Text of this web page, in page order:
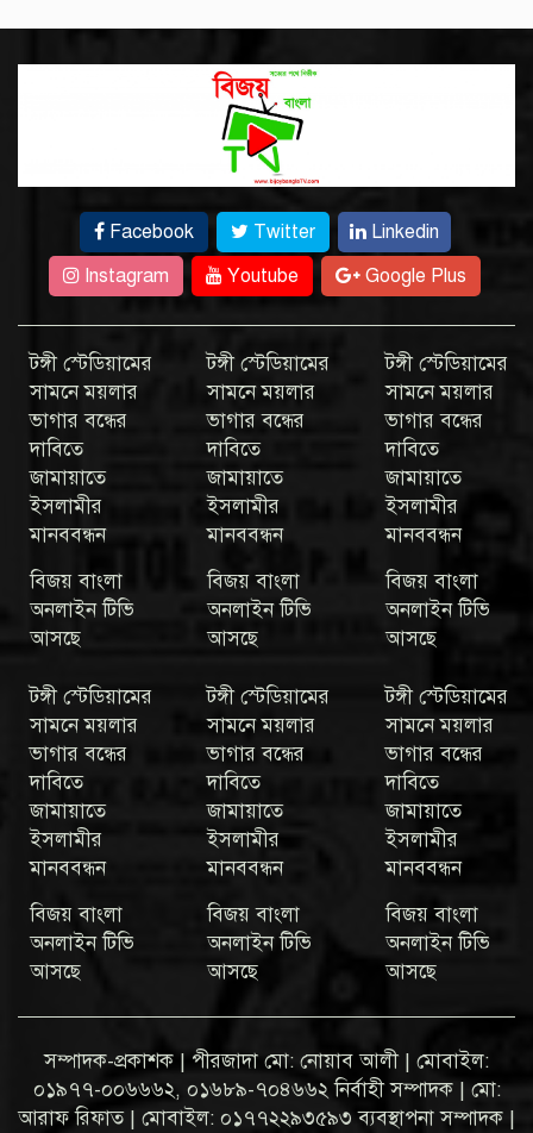
Facebook Twitter
Linkedin
Instagram
Youtube Google Plus
টঙ্গী স্টেডিয়ামের
সামনে ময়লার
ভাগার বন্ধের
দাবিতে
জামায়াতে
ইসলামীর
মানববন্ধন
বিজয় বাংলা
অনলাইন টিভি
আসছে
টঙ্গী স্টেডিয়ামের
সামনে ময়লার
ভাগার বন্ধের
দাবিতে
জামায়াতে
ইসলামীর
মানববন্ধন
বিজয় বাংলা
অনলাইন টিভি
আসছে
টঙ্গী স্টেডিয়ামের
সামনে ময়লার
ভাগার বন্ধের
দাবিতে
জামায়াতে
ইসলামীর
মানববন্ধন
বিজয় বাংলা
অনলাইন টিভি
আসছে
টঙ্গী স্টেডিয়ামের
সামনে ময়লার
ভাগার বন্ধের
দাবিতে
জামায়াতে
ইসলামীর
মানববন্ধন
বিজয় বাংলা
অনলাইন টিভি
আসছে
টঙ্গী স্টেডিয়ামের
সামনে ময়লার
ভাগার বন্ধের
দাবিতে
জামায়াতে
ইসলামীর
মানববন্ধন
বিজয় বাংলা
অনলাইন টিভি
আসছে
টঙ্গী স্টেডিয়ামের
সামনে ময়লার
ভাগার বন্ধের
দাবিতে
জামায়াতে
ইসলামীর
মানববন্ধন
বিজয় বাংলা
অনলাইন টিভি
আসছে
সম্পাদক-প্রকাশক | পীরজাদা মো: নোয়াব আলী | মোবাইল:
০১৯৭৭-০০৬৬৬২, ০১৬৮৯-৭০৪৬৬২ নির্বাহী সম্পাদক | মো:
আরাফ রিফাত | মোবাইল: ০১৭৭২২৯৩৫৯৩ ব্যবস্থাপনা সম্পাদক |